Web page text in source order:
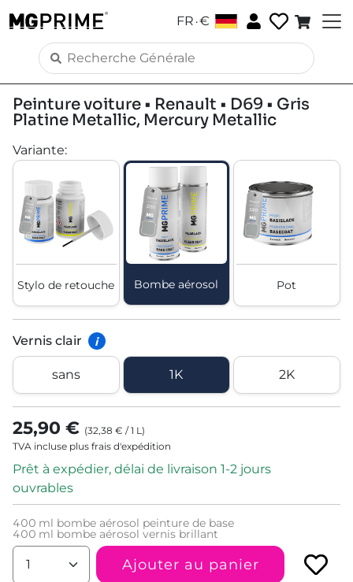
FR .€
Peinture voiture • Renault • D69 • Gris
Platine Metallic, Mercury Metallic
Variante:
Stylo de retouche Bombe aérosol Pot
Vernis clair i
sans 1K 2K
25,90 € (32,38 € /1 L )
TVA incluse plus frais d'expédition
Prêt à expédier, délai de livraison 1-2 jours
ouvrables
400 ml bombe aérosol peinture de base
400 ml bombe aérosol vernis brillant
Ajouter au panier